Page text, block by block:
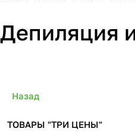
Депиляция
Назад
ТОВАРЫ "ТРИ ЦЕНЫ"